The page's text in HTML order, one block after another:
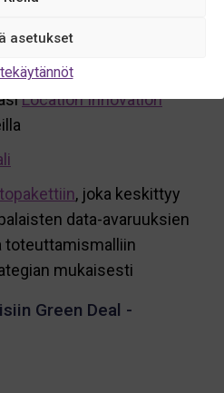
asetukset
Location Innovation
, joka keskittyy
data-avaruuksien
toteuttamismalliin
mukaisesti
Green Deal -